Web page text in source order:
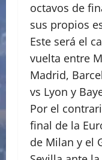
octavos de
sus propios
Este será el
vuelta entre
Madrid,
vs Lyon y
Por el
final de la
de Milan y el